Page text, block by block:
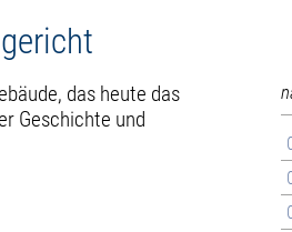
das heute das
Geschichte und